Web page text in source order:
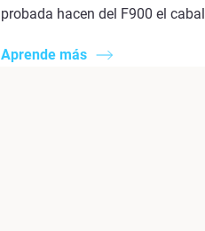
probada hacen del F900 el
Aprende más